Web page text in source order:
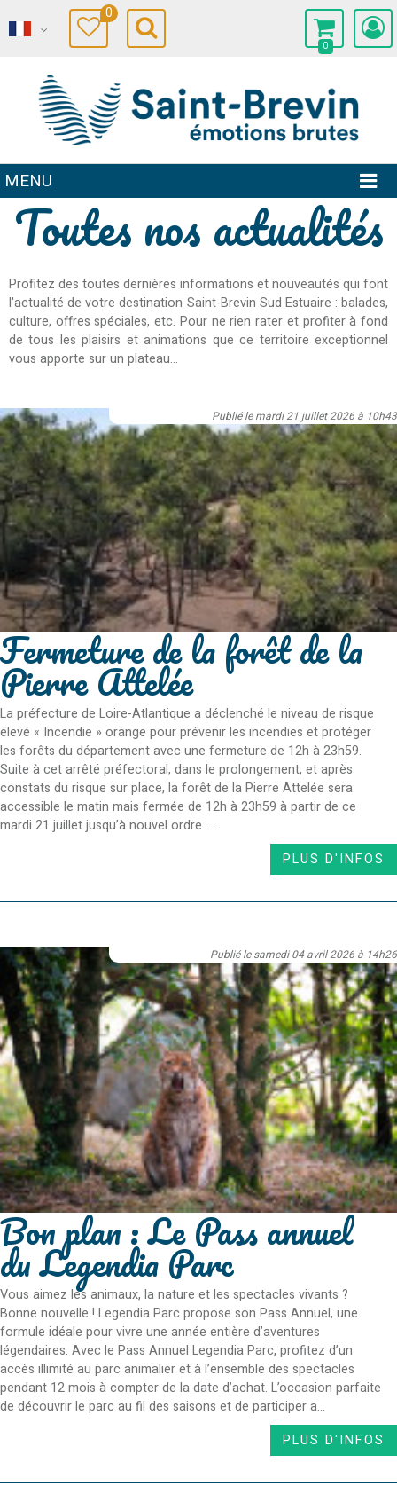
0
0
MENU
Toutes nos actualités
Profitez des toutes dernières informations et nouveautés qui font
l'actualité de votre destination Saint-Brevin Sud Estuaire : balades,
culture, offres spéciales, etc. Pour ne rien rater et profiter à fond
de tous les plaisirs et animations que ce territoire exceptionnel
vous apporte sur un plateau...
Fermeture de la forêt de la
Pierre Attelée
La préfecture de Loire-Atlantique a déclenché le niveau de risque
élevé « Incendie » orange pour prévenir les incendies et protéger
les forêts du département avec une fermeture de 12h à 23h59.
Suite à cet arrêté préfectoral, dans le prolongement, et après
constats du risque sur place, la forêt de la Pierre Attelée sera
accessible le matin mais fermée de 12h à 23h59 à partir de ce
mardi 21 juillet jusqu’à nouvel ordre. ...
Publié le mardi 21 juillet 2026 à 10h43
PLUS D'INFOS
Bon plan : Le Pass annuel
du Legendia Parc
Vous aimez les animaux, la nature et les spectacles vivants ?
Bonne nouvelle ! Legendia Parc propose son Pass Annuel, une
formule idéale pour vivre une année entière d’aventures
légendaires. Avec le Pass Annuel Legendia Parc, profitez d’un
accès illimité au parc animalier et à l’ensemble des spectacles
pendant 12 mois à compter de la date d’achat. L’occasion parfaite
de découvrir le parc au fil des saisons et de participer a...
Publié le samedi 04 avril 2026 à 14h26
PLUS D'INFOS